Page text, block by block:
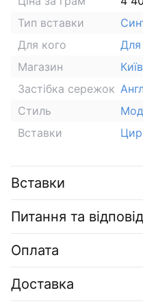
Тип вставки
Для кого
Для
Магазин
Застібка сережок
Стиль
Вставки
Вставки
Питання та
Оплата
Доставка